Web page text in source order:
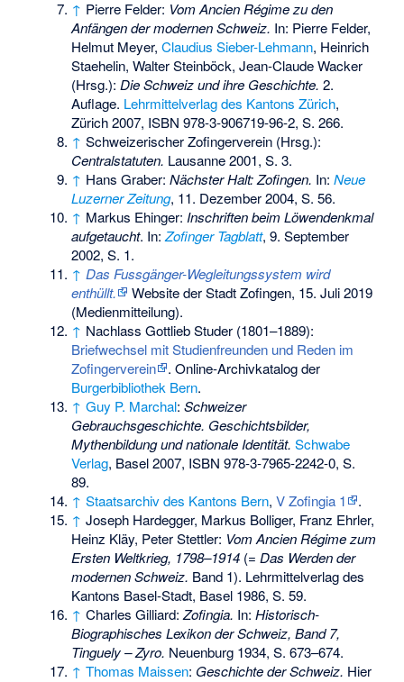
↑ Pierre Felder: Vom Ancien Régime zu den
Anfängen der modernen Schweiz. In: Pierre Felder,
Helmut Meyer,Claudius Sieber-Lehmann, Heinrich
Staehelin, Walter Steinböck, Jean-Claude Wacker
(Hrsg.):Die Schweiz und ihre Geschichte. 2.
Auflage. Lehrmittelverlag des Kantons Zürich,
Zürich 2007, ISBN 978-3-906719-96-2, S. 266.
↑ Schweizerischer Zofingerverein (Hrsg.):
Centralstatuten. Lausanne 2001, S. 3.
↑ Hans Graber:Nächster Halt: Zofingen. In:Neue
Luzerner Zeitung, 11. Dezember 2004, S. 56.
↑ Markus Ehinger: Inschriften beim Löwendenkmal
aufgetaucht. In:Zofinger Tagblatt, 9. September
2002, S. 1.
↑ Das Fussgänger-Wegleitungssystem wird
enthüllt.
Website der Stadt Zofingen, 15. Juli 2019
(Medienmitteilung).
↑ Nachlass Gottlieb Studer (1801–1889):
Briefwechsel mit Studienfreunden und Reden im
Zofingerverein
. Online-Archivkatalog der
Burgerbibliothek Bern.
↑ Guy P. Marchal:Schweizer
Gebrauchsgeschichte. Geschichtsbilder,
Mythenbildung und nationale Identität. Schwabe
Verlag, Basel 2007, ISBN 978-3-7965-2242-0, S.
89.
↑ Staatsarchiv des Kantons Bern,V Zofingia 1
.
↑ Joseph Hardegger, Markus Bolliger, Franz Ehrler,
Heinz Kläy, Peter Stettler: Vom Ancien Régime zum
Ersten Weltkrieg, 1798–1914 (=Das Werden der
modernen Schweiz. Band 1). Lehrmittelverlag des
Kantons Basel-Stadt, Basel 1986, S. 59.
↑ Charles Gilliard:Zofingia. In:Historisch-
Biographisches Lexikon der Schweiz, Band 7,
Tinguely – Zyro. Neuenburg 1934, S. 673–674.
↑ Thomas Maissen: Geschichte der Schweiz. Hier